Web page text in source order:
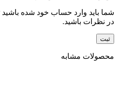
شما باید وارد حساب خود شده باشید
در نظرات باشید.
محصولات مشابه